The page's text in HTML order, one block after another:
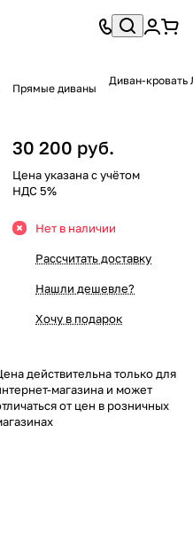
Прямые диваны
Диван-кровать
30 200 руб.
Цена указана с учётом
НДС 5%
Нет в наличии
Рассчитать доставку
Нашли дешевле?
Хочу в подарок
действительна только для
магазина и может
от цен в розничных